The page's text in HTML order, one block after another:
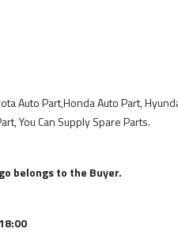
Auto Part,Honda Auto Part,
You Can Supply Spare Parts.
belongs to the Buyer.